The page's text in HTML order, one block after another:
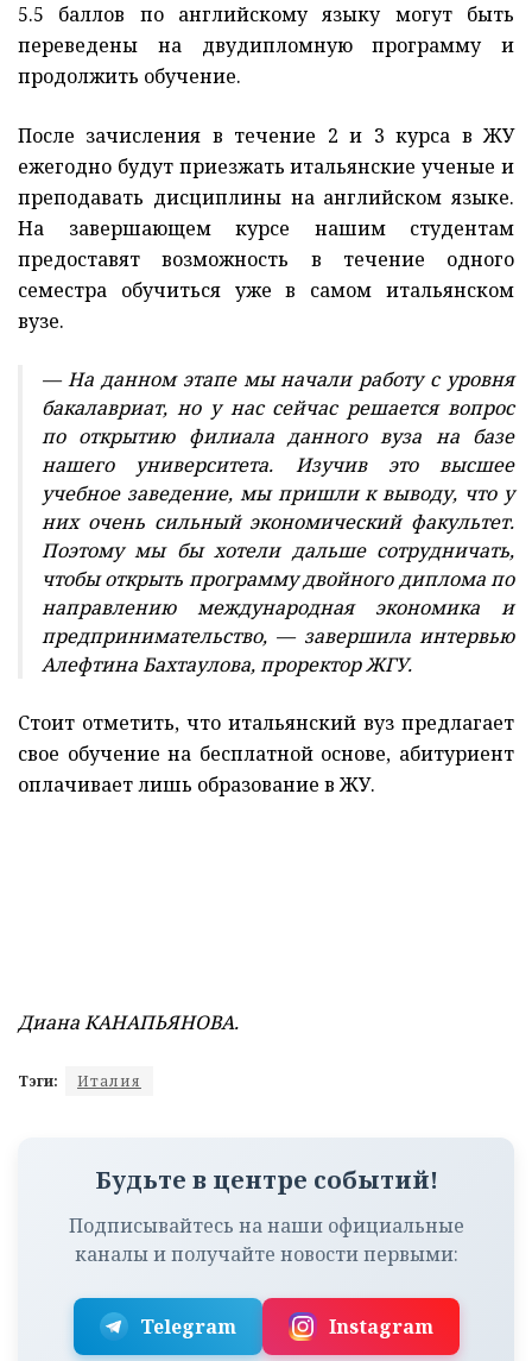
5.5 баллов по английскому языку могут быть
переведены на двудипломную программу и
продолжить обучение.
После зачисления в течение 2 и 3 курса в ЖУ
ежегодно будут приезжать итальянские ученые и
преподавать дисциплины на английском языке.
На завершающем курсе нашим студентам
предоставят возможность в течение одного
семестра обучиться уже в самом итальянском
вузе.
— На данном этапе мы начали работу с уровня
бакалавриат, но у нас сейчас решается вопрос
по открытию филиала данного вуза на базе
нашего университета. Изучив это высшее
учебное заведение, мы пришли к выводу, что у
них очень сильный экономический факультет.
Поэтому мы бы хотели дальше сотрудничать,
чтобы открыть программу двойного диплома по
направлению международная экономика и
предпринимательство, — завершила интервью
Алефтина Бахтаулова, проректор ЖГУ.
Стоит отметить, что итальянский вуз предлагает
свое обучение на бесплатной основе, абитуриент
оплачивает лишь образование в ЖУ.
Диана КАНАПЬЯНОВА.
Тэги: Италия
Будьте в центре событий!
Подписывайтесь на наши официальные
каналы и получайте новости первыми:
Telegram Instagram